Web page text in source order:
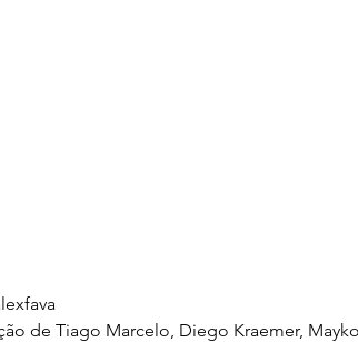
de Tiago Marcelo, Diego Kraemer,